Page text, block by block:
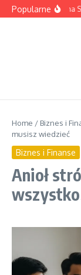
Przejdź do treści
PopularneSurfing na
Home / Biznes i
musisz wiedzieć
Biznes i Finanse
Anioł